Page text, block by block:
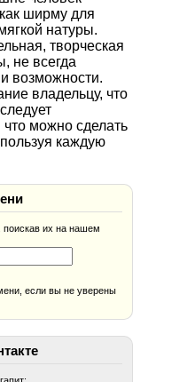
ширму для
натуры.
творческая
не всегда
возможности.
владельцу, что
что можно сделать
каждую
поискав их на нашем
если вы не уверены